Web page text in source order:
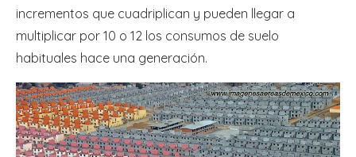
incrementos que cuadriplican y pueden llegar a
multiplicar por 10 o 12 los consumos de suelo
habituales hace una generación.